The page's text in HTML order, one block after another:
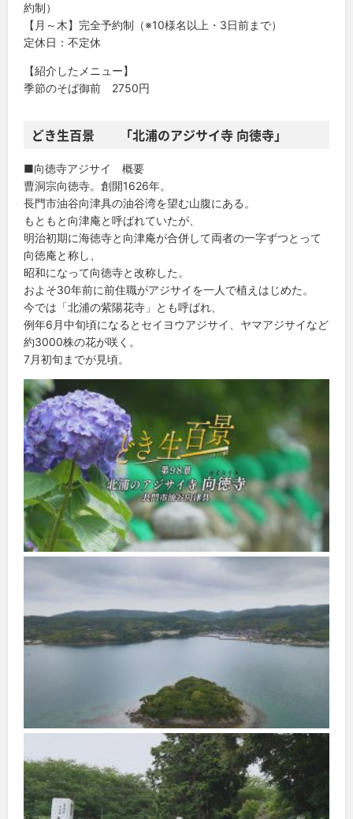
約制）
【月～木】完全予約制（※10様名以上・3日前まで）
定休日：不定休
【紹介したメニュー】
季節のそば御前 2750円
どき生百景 「北浦のアジサイ寺 向徳寺」
■向徳寺アジサイ 概要
曹洞宗向徳寺。創開1626年。
長門市油谷向津具の油谷湾を望む山腹にある。
もともと向津庵と呼ばれていたが、
明治初期に海徳寺と向津庵が合併して両者の一字ずつとって
向徳庵と称し、
昭和になって向徳寺と改称した。
およそ30年前に前住職がアジサイを一人で植えはじめた。
今では「北浦の紫陽花寺」とも呼ばれ、
例年6月中旬頃になるとセイヨウアジサイ、ヤマアジサイなど
約3000株の花が咲く。
7月初旬までが見頃。